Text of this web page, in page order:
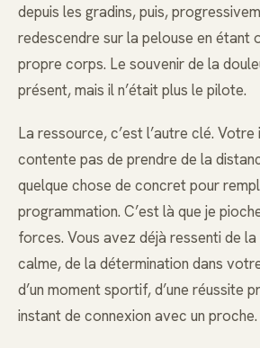
depuis les gradins, puis,
redescendre sur la pelouse en étant
propre corps. Le souvenir de la
présent, mais il n’était plus le pilote.
La ressource, c’est l’autre clé.
contente pas de prendre de la
quelque chose de concret pour
programmation. C’est là que je
forces. Vous avez déjà ressenti de
calme, de la détermination dans
d’un moment sportif, d’une réussite
instant de connexion avec un proche.